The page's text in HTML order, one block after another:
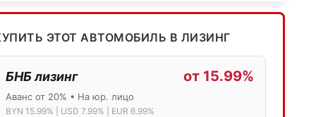
ЭТОТ АВТОМОБИЛЬ В ЛИЗИНГ
БНБ лизинг от 15.99%
Аванс от 20% • На юр. лицо
BYN 15.99% | USD 7.99% | EUR 6.99%